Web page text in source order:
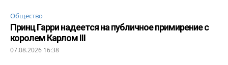
Общество
Принц Гарри надеется на публичное примирение с
королем Карлом III
07.08.2026 16:38